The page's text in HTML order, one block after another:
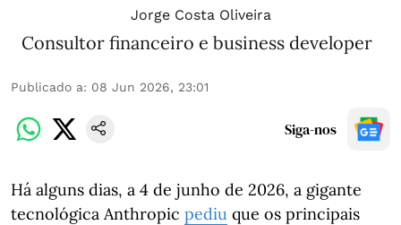
Jorge Costa Oliveira
Consultor financeiro e business developer
Publicado a: 08 Jun 2026, 23:01
Siga-nos
Há alguns dias, a 4 de junho de 2026, a gigante
tecnológica Anthropic pediu que os principais